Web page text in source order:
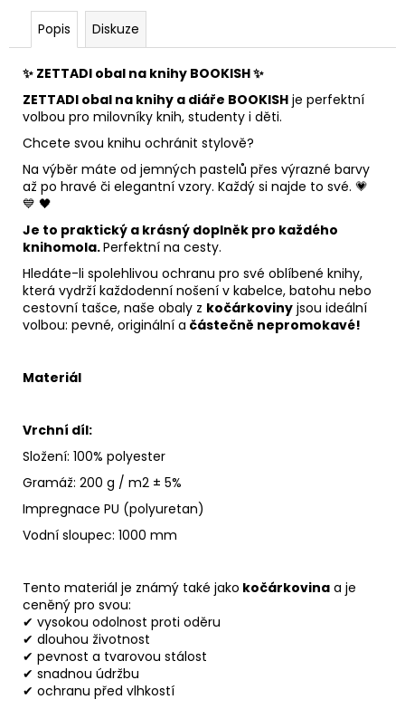
Popis Diskuze
✨ ZETTADI obal na knihy BOOKISH✨
ZETTADI obal na knihy a diáře BOOKISH je perfektní
volbou pro milovníky knih, studenty i děti.
Chcete svou knihu ochránit stylově?
Na výběr máte od jemných pastelů přes výrazné barvy
až po hravé či elegantní vzory. Každý si najde to své. 💗
💙 🖤
Je to praktický a krásný doplněk pro každého
knihomola.Perfektní na cesty.
Hledáte-li spolehlivou ochranu pro své oblíbené knihy,
která vydrží každodenní nošení v kabelce, batohu nebo
cestovní tašce, naše obaly z kočárkoviny jsou ideální
volbou: pevné, originální a částečně nepromokavé!
Materiál
Vrchní díl:
Složení: 100% polyester
Gramáž: 200 g / m2 ± 5%
Impregnace PU (polyuretan)
Vodní sloupec: 1000 mm
Tento materiál je známý také jako kočárkovina a je
ceněný pro svou:
✔ vysokou odolnost proti oděru
✔ dlouhou životnost
✔ pevnost a tvarovou stálost
✔ snadnou údržbu
✔ ochranu před vlhkostí